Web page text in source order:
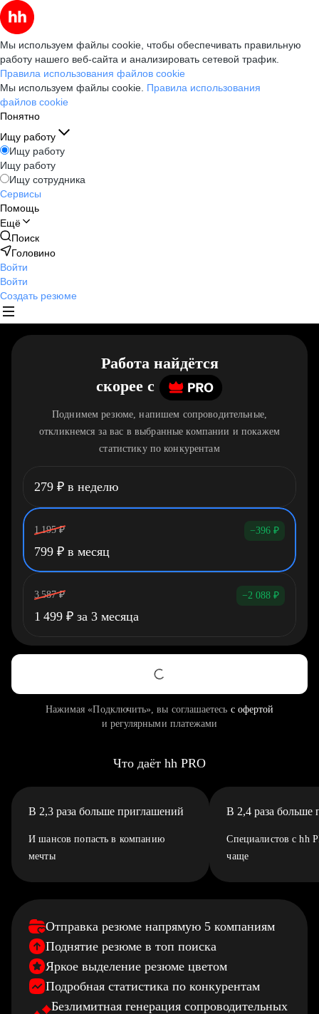
Мы используем файлы cookie, чтобы обеспечивать правильную
работу нашего веб-сайта и анализировать сетевой трафик.
Правила использования файлов cookie
Мы используем файлы cookie. Правила использования
файлов cookie
Понятно
Ищу работу
Ищу работу
Ищу работу
Ищу сотрудника
Сервисы
Помощь
Ещё
Поиск
Головино
Войти
Войти
Создать резюме
Работа найдётся
скорее c
Поднимем резюме, напишем сопроводительные,
откликнемся за вас в выбранные компании и покажем
статистику по конкурентам
279 ₽ в неделю
1 195 ₽ −396 ₽
799 ₽ в месяц
3 587 ₽ −2 088 ₽
1 499 ₽ за 3 месяца
Нажимая «Подключить», вы соглашаетесь с офертой
и регулярными платежами
Что даёт hh PRO
В 2,3 раза больше приглашений
И шансов попасть в компанию
мечты
В 2,4 раза больше
Специалистов с hh
чаще
Отправка резюме напрямую 5 компаниям
Поднятие резюме в топ поиска
Яркое выделение резюме цветом
Подробная статистика по конкурентам
Безлимитная генерация сопроводительных